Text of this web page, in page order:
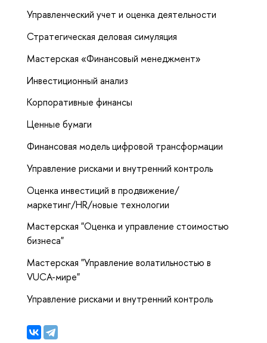
Управленческий учет и оценка деятельности
Стратегическая деловая симуляция
Мастерская «Финансовый менеджмент»
Инвестиционный анализ
Корпоративные финансы
Ценные бумаги
Финансовая модель цифровой трансформации
Управление рисками и внутренний контроль
Оценка инвестиций в продвижение/
маркетинг/HR/новые технологии
Мастерская "Оценка и управление стоимостью
бизнеса"
Мастерская "Управление волатильностью в
VUCA-мире"
Управление рисками и внутренний контроль